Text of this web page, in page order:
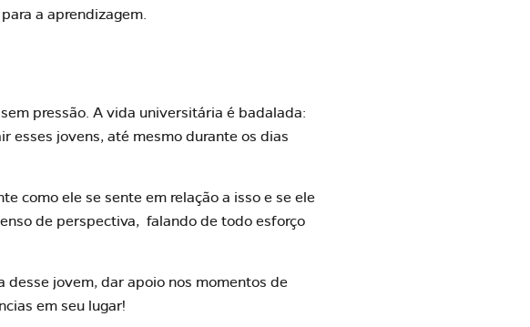
a aprendizagem.
pressão. A vida universitária é badalada:
esses jovens, até mesmo durante os dias
como ele se sente em relação a isso e se ele
de perspectiva, falando de todo esforço
jovem, dar apoio nos momentos de
em seu lugar!